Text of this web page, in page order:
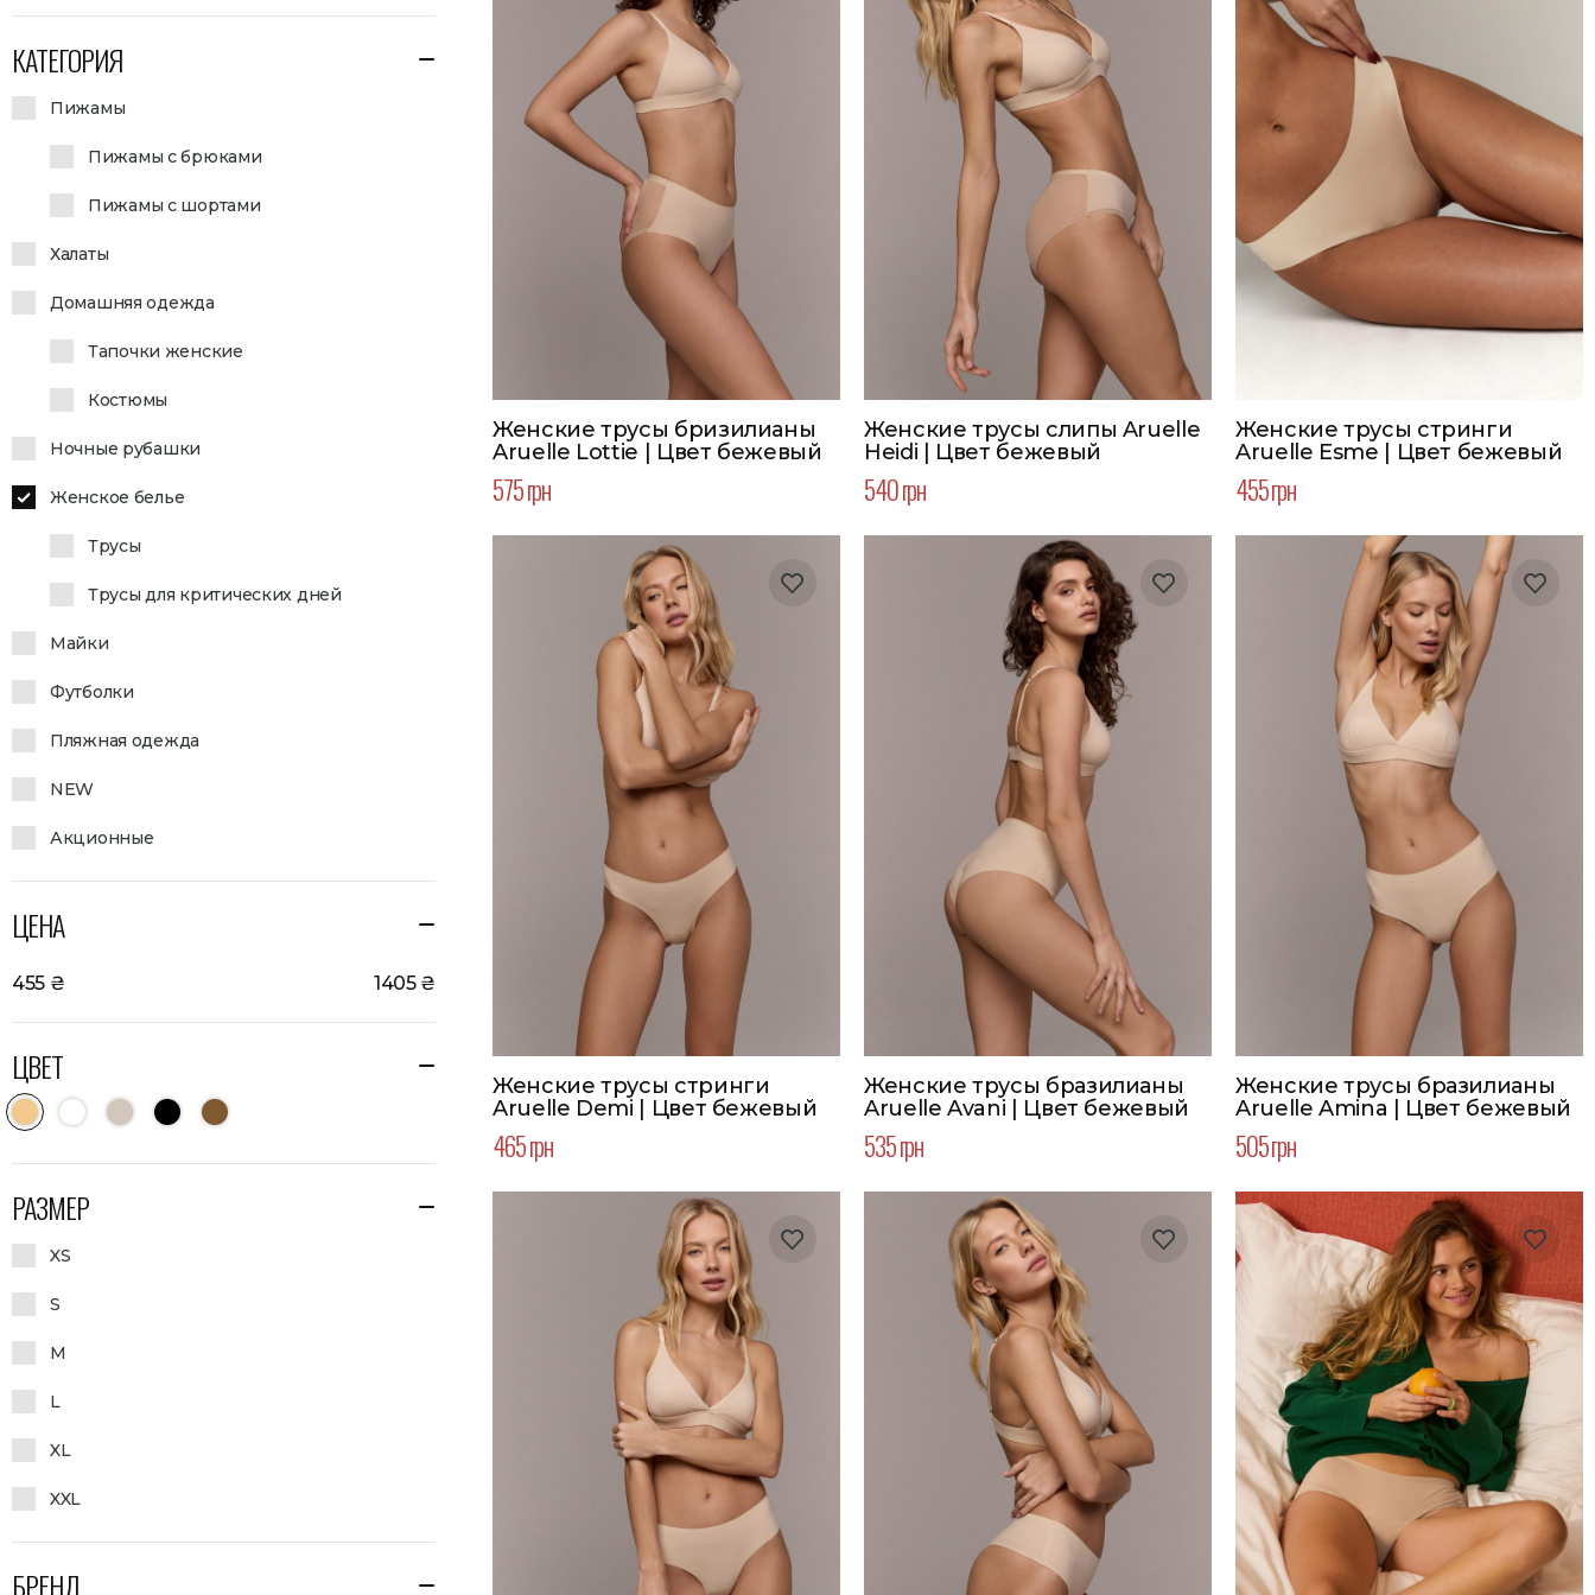
КАТЕГОРИЯ
Пижамы
Пижамы с брюками
Пижамы с шортами
Халаты
Домашняя одежда
Тапочки женские
Костюмы
Ночные рубашки
Женское белье
Трусы
Трусы для критических дней
Майки
Футболки
Пляжная одежда
NEW
Акционные
ЦЕНА
455 ₴ 1405₴
ЦВЕТ
РАЗМЕР
XS
S
M
L
XL
XXL
БРЕНД
Женские трусы бризилианы
Aruelle Lottie | Цвет бежевый
575 грн
Женские трусы слипы Aruelle
Heidi | Цвет бежевый
540 грн
Женские трусы стринги
Aruelle Esme | Цвет бежевый
455 грн
Женские трусы стринги
Aruelle Demi | Цвет бежевый
465 грн
Женские трусы бразилианы
Aruelle Avani | Цвет бежевый
535 грн
Женские трусы бразилианы
Aruelle Amina | Цвет бежевый
505 грн